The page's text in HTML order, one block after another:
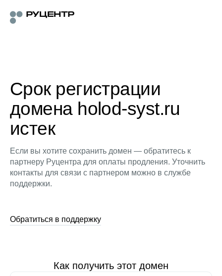
Срок регистрации
домена holod-syst.ru
истек
Если вы хотите сохранить домен — обратитесь к
партнеру Руцентра для оплаты продления. Уточнить
контакты для связи с партнером можно в службе
поддержки.
Обратиться в поддержку
Как получить этот домен